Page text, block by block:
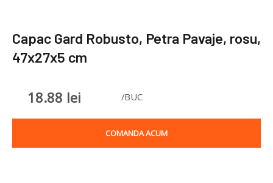
Capac Gard Robusto, Petra Pavaje, rosu,
47x27x5 cm
18.88 lei /BUC
COMANDA ACUM